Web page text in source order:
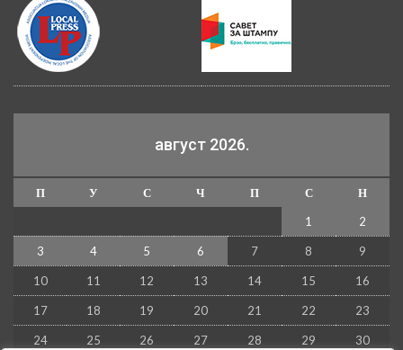
август 2026.
П У С Ч П С
Н
1
2
3 4 5 6 7 8 9
10 11 12 13 14 15 16
17 18 19 20 21 22 23
24 25 26 27 28 29 30